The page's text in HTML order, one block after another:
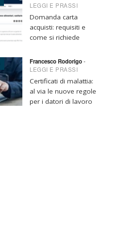
LEGGI E PRASSI
Domanda carta
acquisti: requisiti e
come si richiede
Francesco Rodorigo-
LEGGI E PRASSI
Certificati di malattia:
al via le nuove regole
per i datori di lavoro